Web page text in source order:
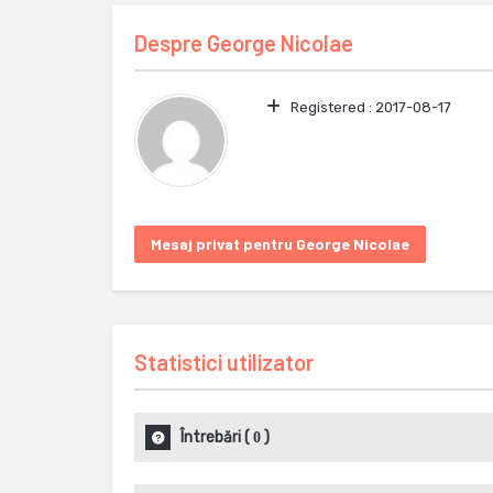
Despre George Nicolae
Registered : 2017-08-17
Mesaj privat pentru George Nicolae
Statistici utilizator
Întrebări( 0 )